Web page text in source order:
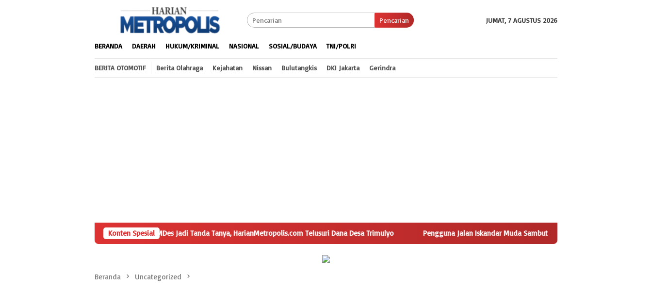
Pencarian JUMAT, 7 AGUSTUS 2026
BERANDA DAERAH HUKUM/KRIMINAL NASIONAL SOSIAL/BUDAYA TNI/POLRI
BERITA OTOMOTIF Berita Olahraga Kejahatan Nissan Bulutangkis DKI Jakarta Gerindra
Konten Spesial
Angka Penyertaan Modal BUMDes Jadi Tanda Tanya, HarianMetropolis.com Telusuri Dana Desa Trimulyo Pengguna Jalan Iskandar Muda Sambut Positif Pembangunan Tempat Pengelolaan
Beranda Uncategorized